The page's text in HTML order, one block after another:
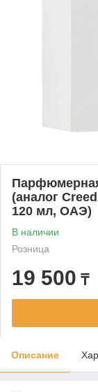
(аналог
120 мл, ОАЭ)
В наличии
Розница
19 500 ₸
Описание